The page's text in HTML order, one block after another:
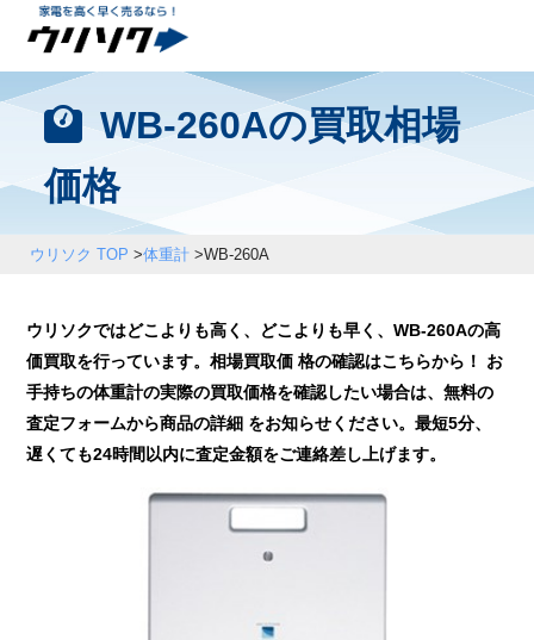
WB-260Aの買取相場
価格
ウリソク TOP >体重計>WB-260A
ウリソクではどこよりも高く、どこよりも早く、WB-260Aの高
価買取を行っています。相場買取価 格の確認はこちらから！ お
手持ちの体重計の実際の買取価格を確認したい場合は、無料の
査定フォームから商品の詳細 をお知らせください。最短5分、
遅くても24時間以内に査定金額をご連絡差し上げます。